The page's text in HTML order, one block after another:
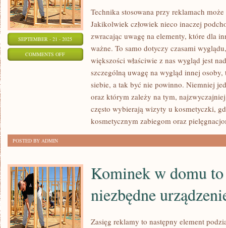
SEPTEMBER - 21 - 2025
COMMENTS OFFON
Technika stosowana przy reklamach
Jakikolwiek człowiek nieco inaczej
zwracając uwagę na elementy, które dla
ważne. To samo dotyczy czasami
większości właściwie z nas wygląd jest
szczególną uwagę na wygląd innej
siebie, a tak być nie powinno. Niemniej
oraz którym zależy na tym,
często wybierają wizyty u kosmetyczki,
kosmetycznym zabiegom oraz
POSTED BY ADMIN
Kominek w domu to
niezbędne
Zasięg reklamy to następny element